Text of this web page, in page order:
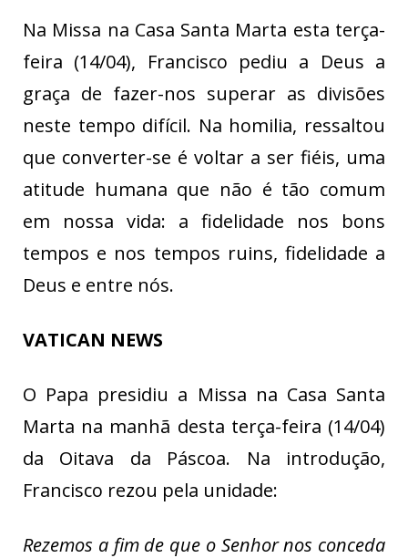
Na Missa na Casa Santa Marta esta terça-
feira (14/04), Francisco pediu a Deus a
graça de fazer-nos superar as divisões
neste tempo difícil. Na homilia, ressaltou
que converter-se é voltar a ser fiéis, uma
atitude humana que não é tão comum
em nossa vida: a fidelidade nos bons
tempos e nos tempos ruins, fidelidade a
Deus e entre nós.
VATICAN NEWS
O Papa presidiu a Missa na Casa Santa
Marta na manhã desta terça-feira (14/04)
da Oitava da Páscoa. Na introdução,
Francisco rezou pela unidade:
Rezemos a fim de que o Senhor nos conceda